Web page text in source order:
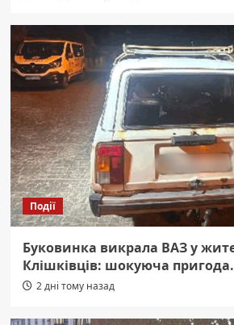
Події
Буковинка викрала ВАЗ у
Клішківців: шокуюча пригода.
2 дні тому назад